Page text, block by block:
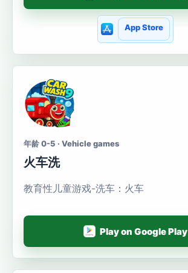
App Store
年龄 0-5 · Vehicle games
火车洗
教育性儿童游戏-洗车：火车
Play on Google Play